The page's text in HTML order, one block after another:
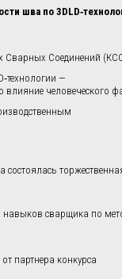
шва по
Соединений
—
влияние человеческого
навыков сварщика по
партнера конкурса